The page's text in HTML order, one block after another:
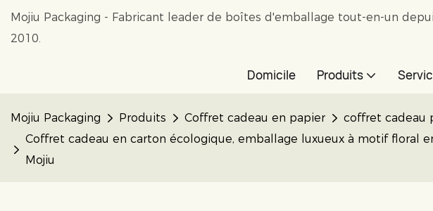
Mojiu Packaging - Fabricant leader de boîtes d'emballage tout-en-un
2010.
Domicile Produits
Mojiu Packaging Produits Coffret cadeau en papier
coffret cadeau
Coffret cadeau en carton écologique, emballage luxueux à motif floral
Mojiu